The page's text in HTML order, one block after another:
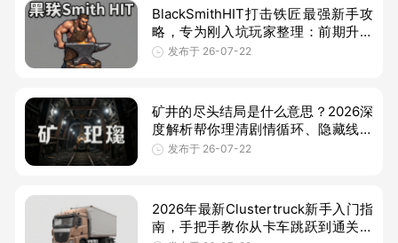
BlackSmithHIT打击铁匠最强新手攻
略，专为刚入坑玩家整理：前期升级
顺序、节奏打击技巧、订单选择与每
发布于 26-07-22
矿井的尽头结局是什么意思？2026深
度解析帮你理清剧情循环、隐藏线索
与真实结局含义，适合卡关玩家与剧
发布于 26-07-22
2026年最新Clustertruck新手入门指
南，手把手教你从卡车跳跃到通关技